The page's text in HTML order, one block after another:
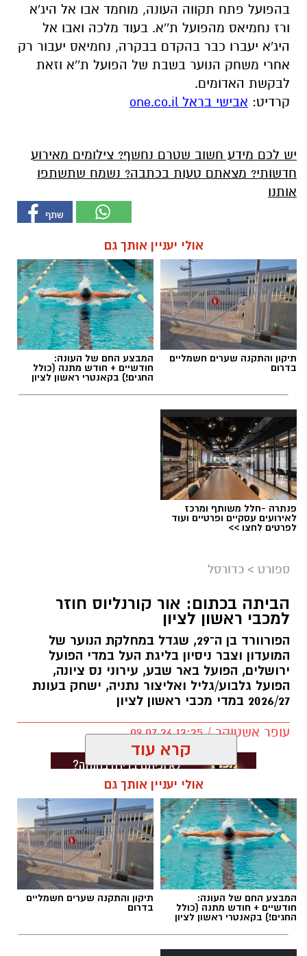
בהפועל פתח תקווה העונה, מוחמד אבו אל היג'א
ורז נחמיאס מהפועל ת''א. בעוד מלכה ואבו אל
היג'א יעברו כבר בהקדם בבקרה, נחמיאס יעבור רק
אחרי משחק הנוער בשבת של הפועל ת''א וזאת
לבקשת האדומים.
קרדיט: אבישי בראל one.co.il
יש לכם מידע חשוב שטרם נחשף? צילומים מאירוע
חדשותי? מצאתם טעות בכתבה? נשמח שתשתפו
אותנו
אולי יעניין אותך גם
תיקון והתקנה שערים חשמליים
בדרום
המבצע החם של העונה:
חודשיים + חודש מתנה (כולל
החגים!) בקאנטרי ראשון לציון
פנתרה -חלל משותף ומרכז
לאירועים עסקיים ופרטיים ועוד
לפרטים לחצו >>
ספורט > כדורסל
הביתה בכתום: אור קורנליוס חוזר
למכבי ראשון לציון
הפורוורד בן ה־29, שגדל במחלקת הנוער של
המועדון וצבר ניסיון בליגת העל במדי הפועל
ירושלים, הפועל באר שבע, עירוני נס ציונה,
הפועל גלבוע/גליל ואליצור נתניה, ישחק בעונת
2026/27 במדי מכבי ראשון לציון
עופר אשטוקר / 12:25 09.07.26
תגים:מכבי ראשון לציון, אור קורלניוס
קרא עוד
אולי יעניין אותך גם
המבצע החם של העונה:
חודשיים + חודש מתנה (כולל
החגים!) בקאנטרי ראשון לציון
תיקון והתקנה שערים חשמליים
בדרום